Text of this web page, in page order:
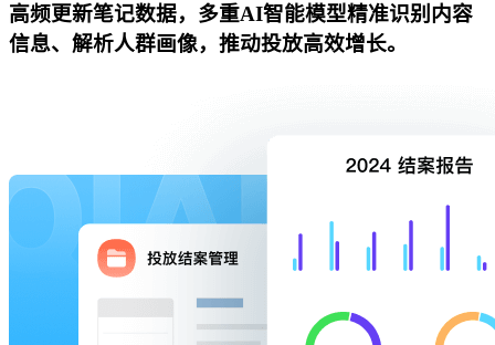
高频更新笔记数据，多重AI智能模型精准识别内容
信息、解析人群画像，推动投放高效增长。